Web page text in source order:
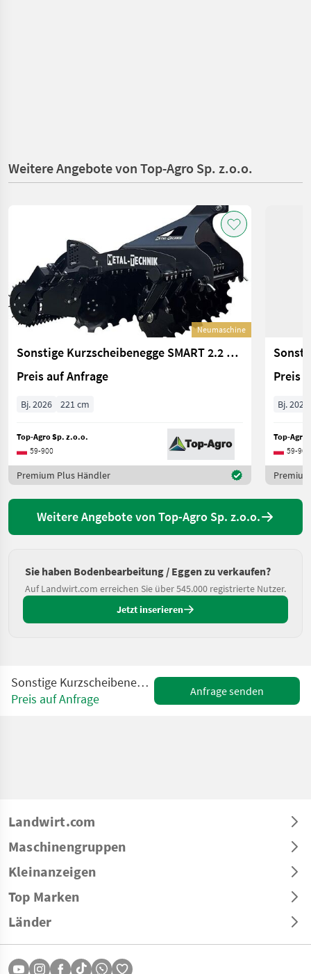
Weitere Angebote von Top-Agro Sp. z.o.o.
Neumaschine
Sonstige Kurzscheibenegge SMART 2.2 m | 60–75 PS | Scheib
Preis auf Anfrage
Bj. 2026 221 cm
Top-Agro Sp. z.o.o.
59-900
Premium Plus Händler
Preis
Bj. 2026
Top-Agro
59-900
Weitere Angebote von Top-Agro Sp. z.o.o.
Sie haben Bodenbearbeitung / Eggen zu verkaufen?
Auf Landwirt.com erreichen Sie über 545.000 registrierte Nutzer.
Jetzt inserieren
Sonstige Kurzscheibenegge ATS L 2.2 | 2,2 m | Hydropack |
Preis auf Anfrage
Anfrage senden
Landwirt.com
Maschinengruppen
Kleinanzeigen
Top Marken
Länder